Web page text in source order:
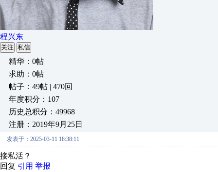
程兴东
关注 私信
精华：0帖
求助：0帖
帖子：49帖 | 470回
年度积分：107
历史总积分：49968
注册：2019年9月25日
发表于：2025-03-11 18:38:11
接私活？
回复 引用 举报